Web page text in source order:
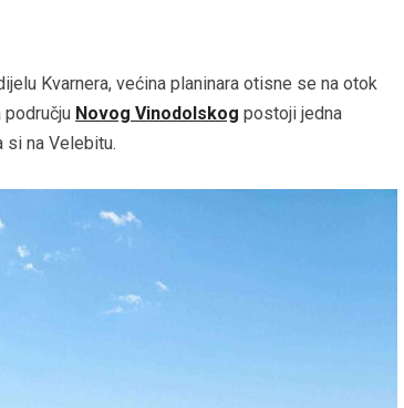
Kvarnera, većina planinara otisne se na otok
području Novog Vinodolskog postoji jedna
si na Velebitu.